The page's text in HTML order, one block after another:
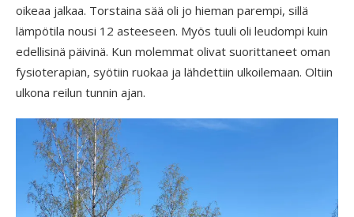
oikeaa jalkaa. Torstaina sää oli jo hieman parempi, sillä
lämpötila nousi 12 asteeseen. Myös tuuli oli leudompi kuin
edellisinä päivinä. Kun molemmat olivat suorittaneet oman
fysioterapian, syötiin ruokaa ja lähdettiin ulkoilemaan. Oltiin
ulkona reilun tunnin ajan.